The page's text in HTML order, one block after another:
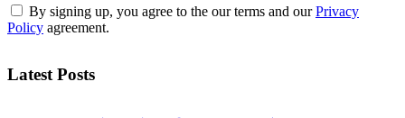
By signing up, you agree to the our terms and ourPrivacy
Policy agreement.
Latest Posts